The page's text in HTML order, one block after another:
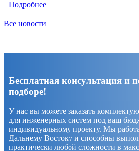
Подробнее
Все новости
Бесплатная консультация и
подборе!
У нас вы можете заказать
для инженерных систем под ваш
индивидуальному проекту. Мы
Дальнему Востоку и способны
практически любой сложности в